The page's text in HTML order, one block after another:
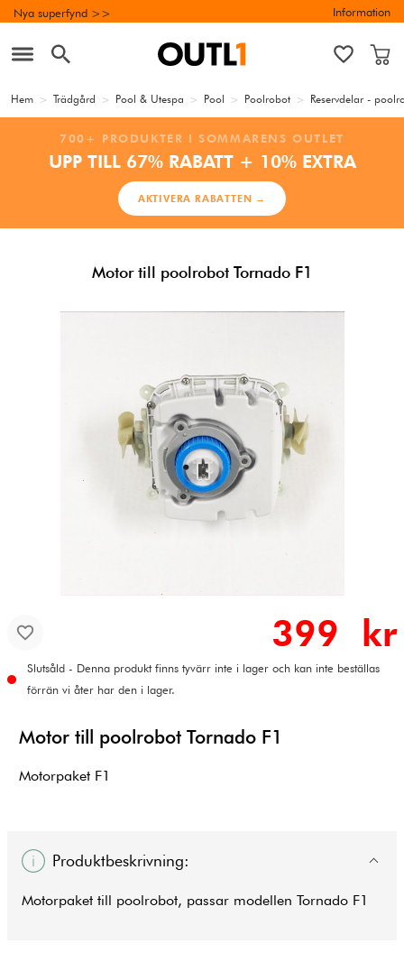
Nya superfynd >> Information
Hem > Trädgård > Pool & Utespa > Pool > Poolrobot > Reservdelar -
700+ PRODUKTER I SOMMARENS OUTLET
UPP TILL 67% RABATT + 10% EXTRA
AKTIVERA RABATTEN →
Motor till poolrobot Tornado F1
399 kr
Slutsåld - Denna produkt finns tyvärr inte i lager och kan inte beställas
förrän vi åter har den i lager.
Motor till poolrobot Tornado F1
Motorpaket F1
Produktbeskrivning:
Motorpaket till poolrobot, passar modellen Tornado F1